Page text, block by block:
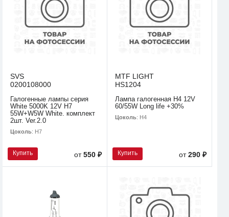
SVS
0200108000
Галогенные лампы серия
White 5000K 12V H7
55W+W5W White. комплект
2шт. Ver.2.0
Цоколь: H7
Купить от550 ₽
MTF LIGHT
HS1204
Лампа галогенная H4 12V
60/55W Long life +30%
Цоколь: H4
Купить от290 ₽